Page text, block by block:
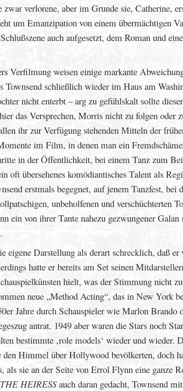
verlorene, aber im Grunde sie, Catherine,
um Emanzipation von einem übermächtigen
auch aufgesetzt, dem Roman und
Verfilmung weisen einige markante
Townsend schließlich wieder im Haus am
nicht enterbt – arg zu gefühlskalt sollte
das Versprechen, Morris nicht zu folgen oder
ihr zur Verfügung stehenden Mitteln der
im Film, in denen man ein
in der Öffentlichkeit, bei einem Tanz zum
oft übersehenes komödiantisches Talent als
erstmals begegnet, auf jenem Tanzfest, bei
unbeholfenen und verschüchterten
ein von ihrer Tante nahezu gezwungener
eigene Darstellung als derart schrecklich, daß er
hatte er bereits am Set seinen
hielt, was der Stimmung nicht
neue „Method Acting“, das in New York
Jahre durch Schauspieler wie Marlon Brando
antrat. 1949 aber waren die Stars noch
bestimmte ‚role models‘ wieder und wieder.
den Himmel über Hollywood bevölkerten, doch
als sie an der Seite von Errol Flynn eine ganze
THE HEIRESSauch daran gedacht, Townsend